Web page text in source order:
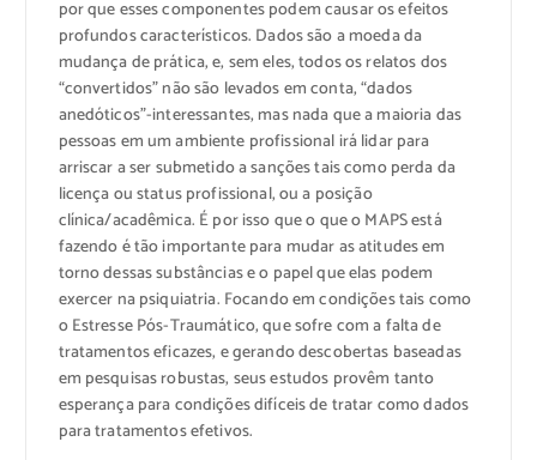
por que esses componentes podem causar os efeitos
profundos característicos. Dados são a moeda da
mudança de prática, e, sem eles, todos os relatos dos
“convertidos” não são levados em conta, “dados
anedóticos”-interessantes, mas nada que a maioria das
pessoas em um ambiente profissional irá lidar para
arriscar a ser submetido a sanções tais como perda da
licença ou status profissional, ou a posição
clínica/acadêmica. É por isso que o que o MAPS está
fazendo é tão importante para mudar as atitudes em
torno dessas substâncias e o papel que elas podem
exercer na psiquiatria. Focando em condições tais como
o Estresse Pós-Traumático, que sofre com a falta de
tratamentos eficazes, e gerando descobertas baseadas
em pesquisas robustas, seus estudos provêm tanto
esperança para condições difíceis de tratar como dados
para tratamentos efetivos.